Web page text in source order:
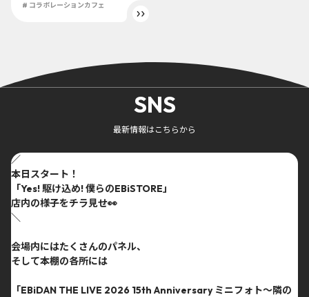
# コラボレーションカフェ
SNS
最新情報はこちらから
／
本日スタート！
「Yes! 駆け込め! 僕らのEBiSTORE」
店内の様子をチラ見せ👀
＼
会場内にはたくさんのパネル、
そして本棚の各所には
「EBiDAN THE LIVE 2026 15th Anniversary ミニフォト〜隣の